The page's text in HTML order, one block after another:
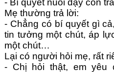
- Bí quyết nuôi dạy con
Mẹ thường trả lời:
- Chẳng có bí quyết gì
tin tưởng một chút, áp
một chút…
Lại có người hỏi mẹ, rất
- Chị hỏi thật, em yêu